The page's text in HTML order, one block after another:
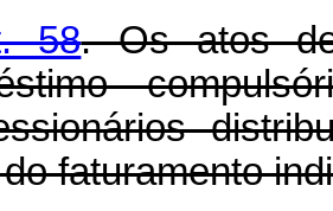
58. Os atos
faturamento